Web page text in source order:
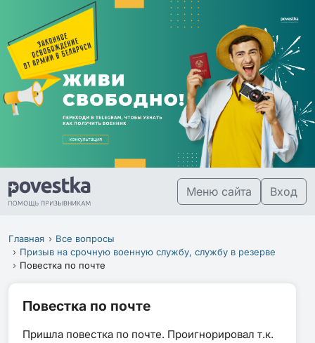
Меню сайта Вход
Главная
Все вопросы
Призыв на срочную военную службу, службу в резерве
Повестка по почте
Повестка по почте
Пришла повестка по почте. Проигнорировал т.к.